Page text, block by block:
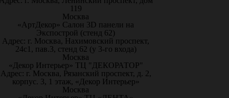
119
Москва
«АртДекор» Салон 3D панели на
Экспострой (стенд 62)
Адрес: г. Москва, Нахимовский проспект,
24с1, пав.3, стенд 62 (у 3-го входа)
Москва
«Декор Интерьер» ТЦ "ДЕКОРАТОР"
Адрес: г. Москва, Рязанский проспект, д. 2,
корпус. 3, 1 этаж, «Декор Интерьер»
Москва